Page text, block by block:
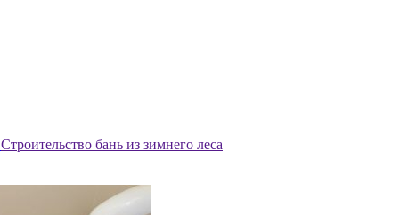
Строительство бань из зимнего леса